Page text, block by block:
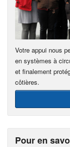
Votre appui nous
en systèmes à
et finalement
côtières.
Pour en